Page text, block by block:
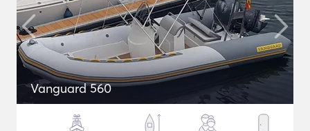
Vanguard 560